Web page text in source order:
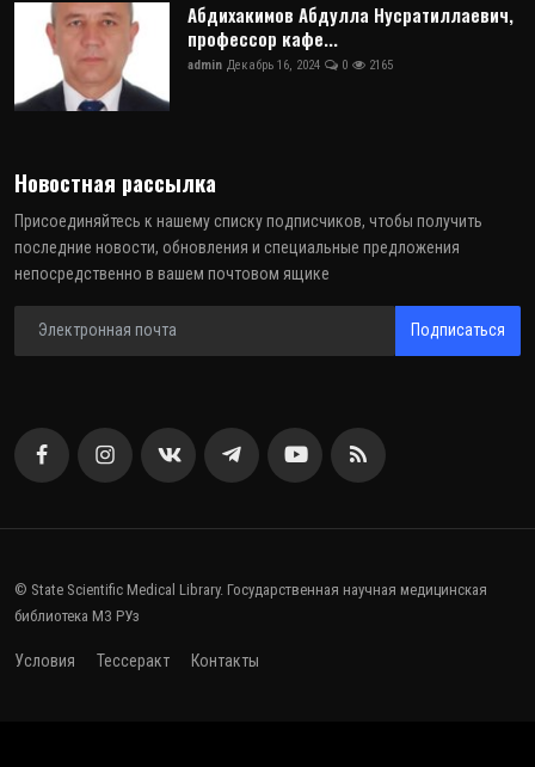
Абдихакимов Абдулла Нусратиллаевич,
профессор кафе...
admin Декабрь 16, 2024 0 2165
Новостная рассылка
Присоединяйтесь к нашему списку подписчиков, чтобы получить
последние новости, обновления и специальные предложения
непосредственно в вашем почтовом ящике
Подписаться
© State Scientific Medical Library. Государственная научная медицинская
библиотека МЗ РУз
Условия Тессеракт Контакты